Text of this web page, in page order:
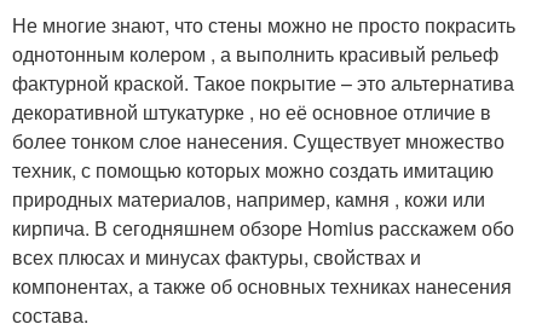
Не многие знают, что стены можно не просто покрасить
однотонным колером , а выполнить красивый рельеф
фактурной краской. Такое покрытие – это альтернатива
декоративной штукатурке , но её основное отличие в
более тонком слое нанесения. Существует множество
техник, с помощью которых можно создать имитацию
природных материалов, например, камня , кожи или
кирпича. В сегодняшнем обзоре Homius расскажем обо
всех плюсах и минусах фактуры, свойствах и
компонентах, а также об основных техниках нанесения
состава.